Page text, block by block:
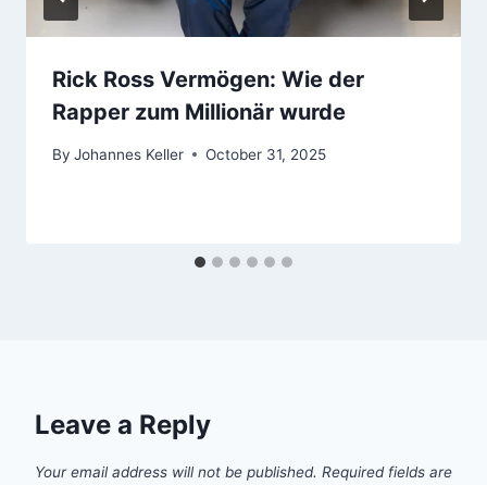
Rick Ross Vermögen: Wie der
Rapper zum Millionär wurde
By Johannes Keller October 31, 2025
Leave a Reply
Your email address will not be published. Required fields are